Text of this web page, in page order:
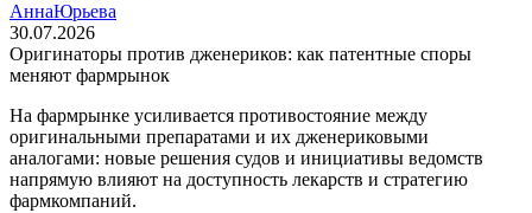
АннаЮрьева
30.07.2026
Оригинаторы против дженериков: как патентные споры
меняют фармрынок
На фармрынке усиливается противостояние между
оригинальными препаратами и их дженериковыми
аналогами: новые решения судов и инициативы ведомств
напрямую влияют на доступность лекарств и стратегию
фармкомпаний.